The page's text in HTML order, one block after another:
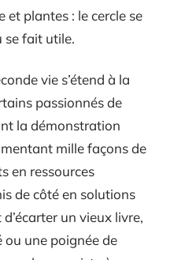
et plantes : le cercle se
se fait utile.
vie s’étend à la
passionnés de
la démonstration
mille façons de
en ressources
de côté en solutions
un vieux livre,
une poignée de